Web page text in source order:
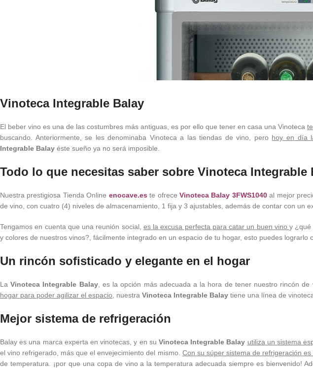
Vinoteca Integrable Balay
El beber vino es una de las costumbres más antiguas, es por ello que tener en casa una Vinoteca
buscando. Anteriormente, se les denominaba Vinoteca a las tiendas de vino, pero hoy en día
Integrable Balay éste sueño ya no será imposible.
Todo lo que necesitas saber sobre Vinoteca Integrable
Nuestra prestigiosa Tienda Online enocave.es te ofrece Vinoteca Balay 3FWS1040al mejor
de vino, con cuatro (4) niveles de almacenamiento, 1 fija y 3 ajustables, además de contar con un
Tengamos en cuenta que una reunión social, es la excusa perfecta para catar un buen vino y ¿qué
y colores de nuestros vinos?, fácilmente integrado en un espacio de tu hogar, esto puedes lograrlo
Un rincón sofisticado y elegante en el hogar
LaVinoteca Integrable Balay, es la opción más adecuada a la hora de tener nuestro rincón
hogar para poder agilizar el espacio , nuestra Vinoteca Integrable Balay tiene una línea de
Mejor sistema de refrigeración
Balay es una marca experta en vinotecas, y en su Vinoteca Integrable Balay utiliza un sistema
el vino refrigerado, más que el envejecimiento del mismo. Con su súper sistema de refrigeración
de temperatura. ¡por que una copa de vino a la temperatura adecuada siempre es bienvenido!